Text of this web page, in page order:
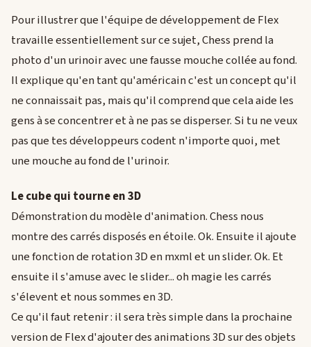
Pour illustrer que l'équipe de développement de Flex
travaille essentiellement sur ce sujet, Chess prend la
photo d'un urinoir avec une fausse mouche collée au fond.
Il explique qu'en tant qu'américain c'est un concept qu'il
ne connaissait pas, mais qu'il comprend que cela aide les
gens à se concentrer et à ne pas se disperser. Si tu ne veux
pas que tes développeurs codent n'importe quoi, met
une mouche au fond de l'urinoir.
Le cube qui tourne en 3D
Démonstration du modèle d'animation. Chess nous
montre des carrés disposés en étoile. Ok. Ensuite il ajoute
une fonction de rotation 3D en mxml et un slider. Ok. Et
ensuite il s'amuse avec le slider... oh magie les carrés
s'élevent et nous sommes en 3D.
Ce qu'il faut retenir : il sera très simple dans la prochaine
version de Flex d'ajouter des animations 3D sur des objets